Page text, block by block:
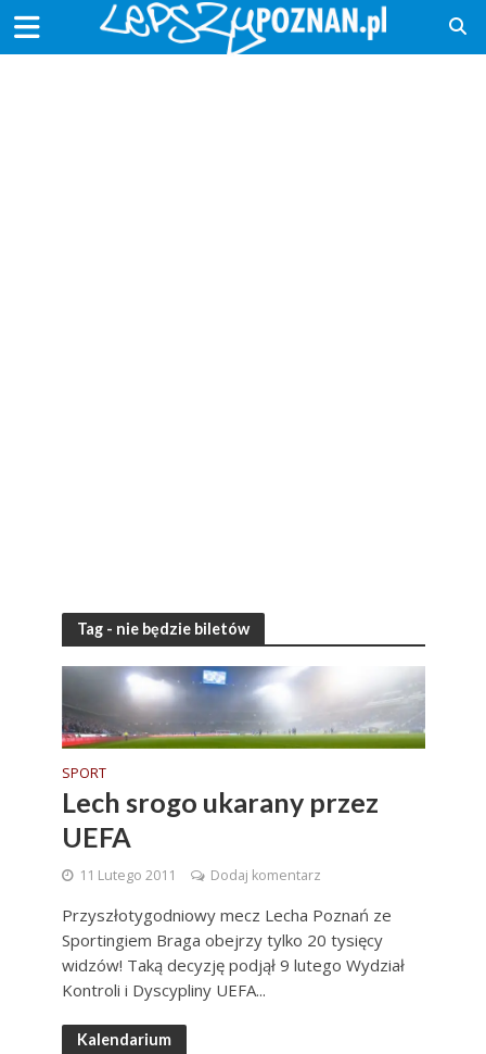
Tag - nie będzie biletów
SPORT
Lech srogo ukarany przez
UEFA
11 Lutego 2011 Dodaj komentarz
Przyszłotygodniowy mecz Lecha Poznań ze
Sportingiem Braga obejrzy tylko 20 tysięcy
widzów! Taką decyzję podjął 9 lutego Wydział
Kontroli i Dyscypliny UEFA...
Kalendarium